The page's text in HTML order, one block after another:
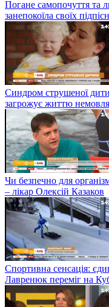
Погане самопочуття та
занепокоїла своїх
Синдром струшеної
загрожує життю
Чи безпечно для
– лікар Олексій Казаков
Спортивна сенсація:
Лавренюк переміг на